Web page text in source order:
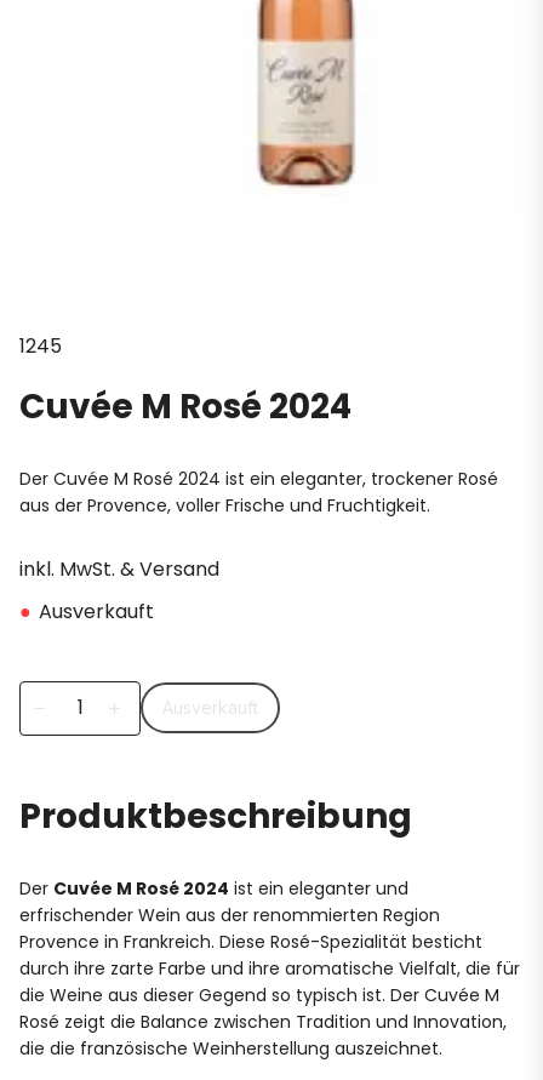
1245
Cuvée M Rosé 2024
Der Cuvée M Rosé 2024 ist ein eleganter, trockener Rosé
aus der Provence, voller Frische und Fruchtigkeit.
inkl. MwSt. & Versand
● Ausverkauft
remove add Ausverkauft
Der Cuvée M Rosé 2024 ist ein eleganter und
erfrischender Wein aus der renommierten Region
Provence in Frankreich. Diese Rosé-Spezialität besticht
durch ihre zarte Farbe und ihre aromatische Vielfalt, die für
die Weine aus dieser Gegend so typisch ist. Der Cuvée M
Rosé zeigt die Balance zwischen Tradition und Innovation,
die die französische Weinherstellung auszeichnet.
Produktbeschreibung